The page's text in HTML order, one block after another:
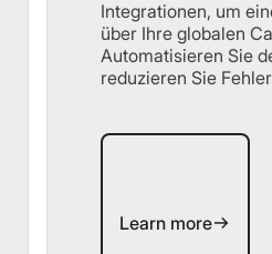
Integrationen, um
über Ihre globalen
Automatisieren Sie
reduzieren Sie
Learn more
Learn more